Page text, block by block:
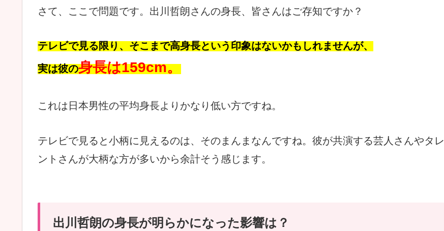
さて、ここで問題です。出川哲朗さんの身長、皆さんはご存知ですか？
テレビで見る限り、そこまで高身長という印象はないかもしれませんが、
実は彼の身長は159cm。
これは日本男性の平均身長よりかなり低い方ですね。
テレビで見ると小柄に見えるのは、そのまんまなんですね。彼が共演する芸人さんやタレ
ントさんが大柄な方が多いから余計そう感じます。
出川哲朗の身長が明らかになった影響は？